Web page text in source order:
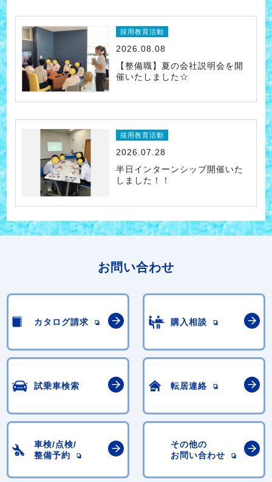
採用教育活動
2026.08.08
【整備職】夏の会社説明会を開
催いたしました☆
採用教育活動
2026.07.28
半日インターンシップ開催いた
しました！！
お問い合わせ
カタログ請求 購入相談
試乗車検索 転居連絡
車検/点検/
整備予約
その他の
お問い合わせ